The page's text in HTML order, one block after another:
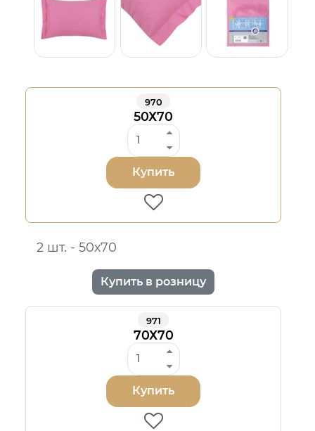
970
50Х70
Купить
2 шт. - 50х70
Купить в розницу
971
70Х70
Купить